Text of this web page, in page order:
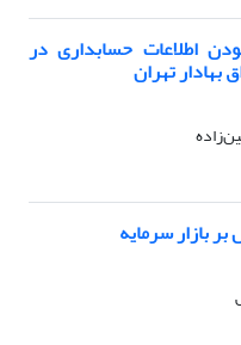
اطلاعات حسابداری در
تهران
بازار سرمایه